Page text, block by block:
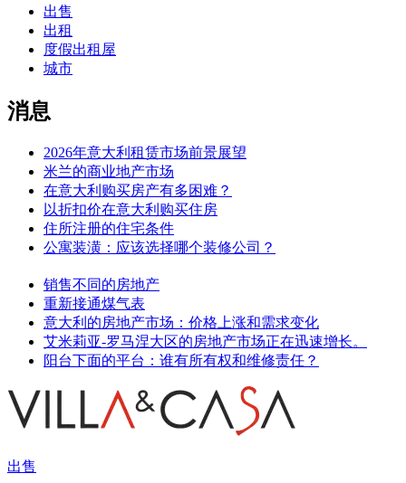
出售
出租
度假出租屋
城市
消息
2026年意大利租赁市场前景展望
米兰的商业地产市场
在意大利购买房产有多困难？
以折扣价在意大利购买住房
住所注册的住宅条件
公寓装潢：应该选择哪个装修公司？
销售不同的房地产
重新接通煤气表
意大利的房地产市场：价格上涨和需求变化
艾米莉亚-罗马涅大区的房地产市场正在迅速增长。
阳台下面的平台：谁有所有权和维修责任？
出售